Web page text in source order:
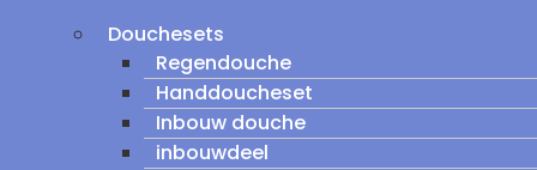
Douchesets
Regendouche
Handdoucheset
Inbouw douche
inbouwdeel